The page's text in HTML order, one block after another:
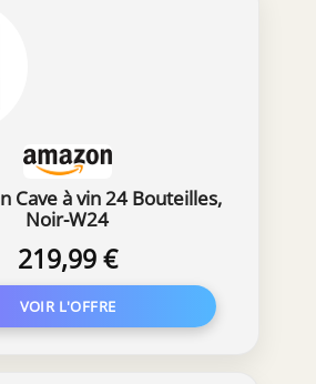
Cave à vin 24 Bouteilles,
Noir-W24
219,99 €